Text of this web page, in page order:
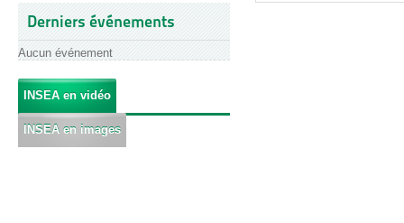
Derniers événements
Aucun événement
INSEA en vidéo
INSEA en images